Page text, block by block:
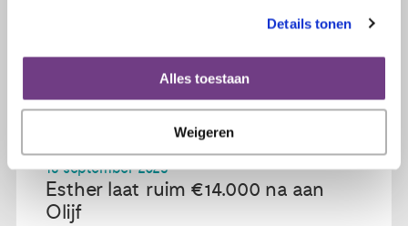
Details tonen
Alles toestaan
Weigeren
16 september 2025
Esther laat ruim €14.000 na aan
Olijf